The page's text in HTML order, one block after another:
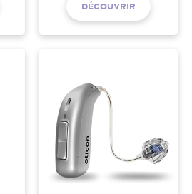
DÉCOUVRIR